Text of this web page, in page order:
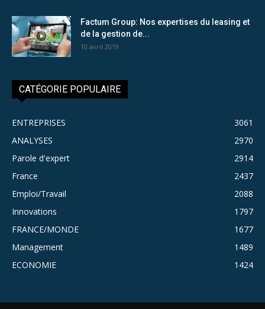
Factum Group: Nos expertises du leasing et
de la gestion de...
10 avril 2019
CATÉGORIE POPULAIRE
ENTREPRISES
3061
ANALYSES
2970
Parole d'expert
2914
France
2437
Emploi/Travail
2088
Innovations
1797
FRANCE/MONDE
1677
Management
1489
ECONOMIE
1424